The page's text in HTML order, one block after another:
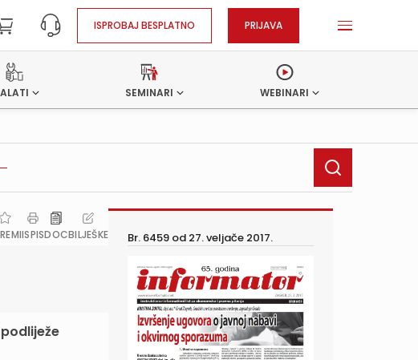
ISPROBAJ BESPLATNO PRIJAVA
ALATI SEMINARI WEBINARI
ISPISDOCBILJEŠKE Br. 6459 od 27. veljače 2017.